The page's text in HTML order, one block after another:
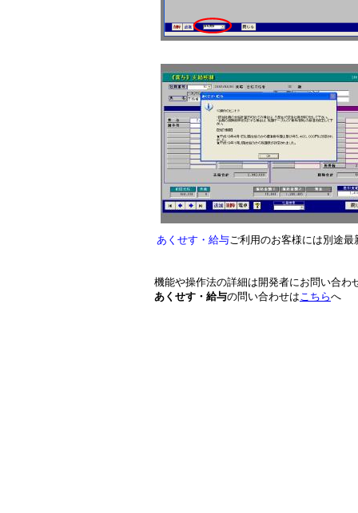
あくせす・給与ご利用のお客様には別途
機能や操作法の詳細は開発者にお問い合わ
あくせす・給与の問い合わせはこちらへ